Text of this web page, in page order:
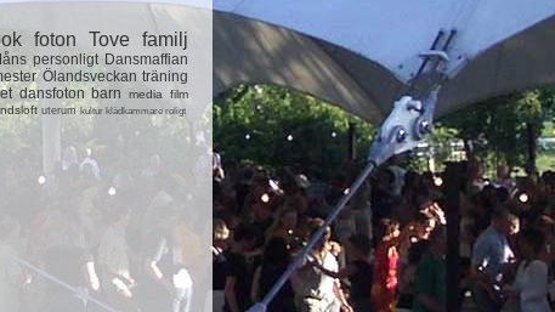
foton Tove familj
personligt Dansmaffian
Ölandsveckan träning
dansfoton barn media film
uterum kultur klädkammare roligt